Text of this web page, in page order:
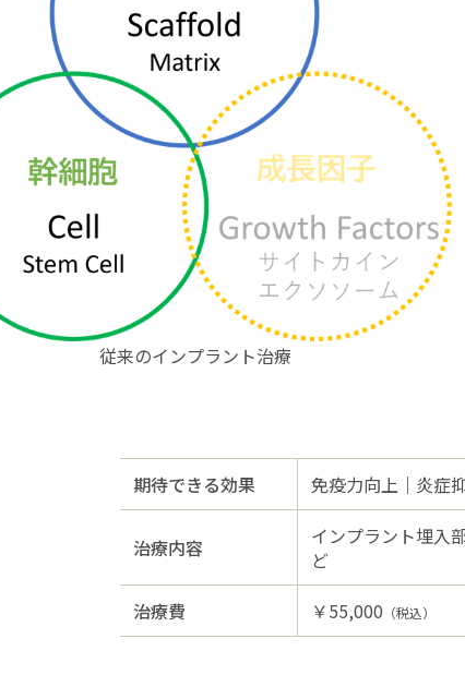
従来のインプラント治療
期待できる効果 免疫力向上｜炎症
治療内容
インプラント埋入
ど
治療費
￥55,000 （税込）